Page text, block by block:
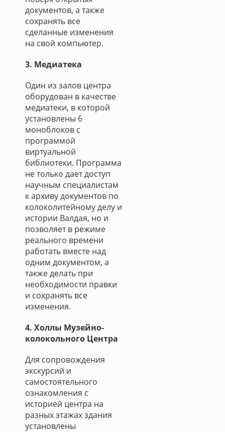
документов, а также
сохранять все
сделанные изменения
на свой компьютер.
3. Медиатека
Один из залов центра
оборудован в качестве
медиатеки, в которой
установлены 6
моноблоков с
программой
виртуальной
библиотеки. Программа
не только дает доступ
научным специалистам
к архиву документов по
колоколитейному делу и
истории Валдая, но и
позволяет в режиме
реального времени
работать вместе над
одним документом, а
также делать при
необходимости правки
и сохранять все
изменения.
4. Холлы Музейно-
колокольного Центра
Для сопровождения
экскурсий и
самостоятельного
ознакомления с
историей центра на
разных этажах здания
установлены